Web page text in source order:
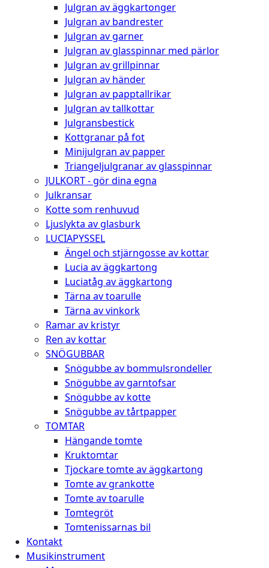
Julgran av äggkartonger
Julgran av bandrester
Julgran av garner
Julgran av glasspinnar med pärlor
Julgran av grillpinnar
Julgran av händer
Julgran av papptallrikar
Julgran av tallkottar
Julgransbestick
Kottgranar på fot
Minijulgran av papper
Triangeljulgranar av glasspinnar
JULKORT - gör dina egna
Julkransar
Kotte som renhuvud
Ljuslykta av glasburk
LUCIAPYSSEL
Ängel och stjärngosse av kottar
Lucia av äggkartong
Luciatåg av äggkartong
Tärna av toarulle
Tärna av vinkork
Ramar av kristyr
Ren av kottar
SNÖGUBBAR
Snögubbe av bommulsrondeller
Snögubbe av garntofsar
Snögubbe av kotte
Snögubbe av tårtpapper
TOMTAR
Hängande tomte
Kruktomtar
Tjockare tomte av äggkartong
Tomte av grankotte
Tomte av toarulle
Tomtegröt
Tomtenissarnas bil
Kontakt
Musikinstrument